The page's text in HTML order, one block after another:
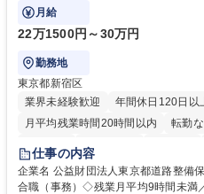
ております！ ※下記業務詳細
月給
22万1500円～30万円
勤務地
東京都新宿区
業界未経験歓迎
年間休日120日以
月平均残業時間20時間以内
転勤
研修あり
退職金あり
駅近5分以内
資格取得手当あり
仕事の内容
企業名 公益財団法人東京都道路整備保全公社 求人名 【都庁
合職（事務）◇残業月平均9時間未満／有給年